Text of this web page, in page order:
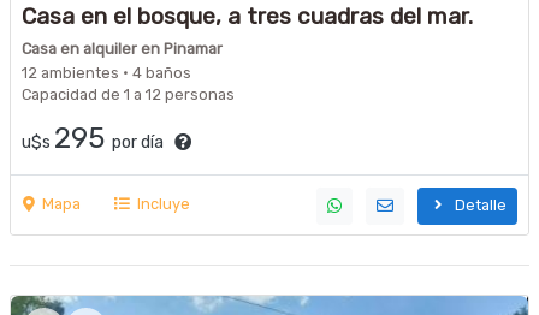
Casa en el bosque, a tres cuadras del mar.
Casa en alquiler en Pinamar
12 ambientes · 4 baños
Capacidad de 1 a 12 personas
u$s 295 por día
Mapa Incluye Detalle